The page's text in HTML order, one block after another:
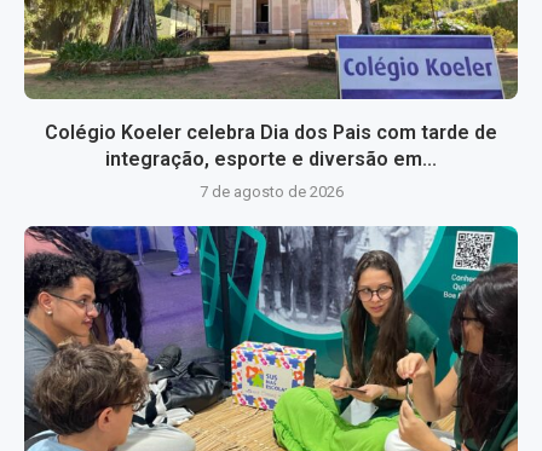
Colégio Koeler celebra Dia dos Pais com tarde de
integração, esporte e diversão em...
7 de agosto de 2026